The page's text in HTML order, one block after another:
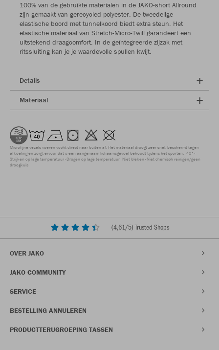
100% van de gebruikte materialen in de JAKO-short Allround
zijn gemaakt van gerecycled polyester. De tweedelige
elastische boord met tunnelkoord biedt extra steun. Het
elastische materiaal van Stretch-Micro-Twill garandeert een
uitstekend draagcomfort. In de geïntegreerde zijzak met
ritssluiting kan je je waardevolle spullen kwijt.
Details
Materiaal
Microfijne vezels voeren vocht direct naar buiten af. Het materiaal droogt zeer snel, beschermt tegen
afkoeling en zorgt ervoor dat u een aangenaam lichaamsgevoel behoudt tijdens het sporten. 40°
Strijken op lage temperatuur Drogen op lage temperatuur Niet bleken Niet chemisch reinigen/geen
droogkuis
(4,61/5) Trusted Shops
OVER JAKO
JAKO COMMUNITY
SERVICE
BESTELLING ANNULEREN
PRODUCTTERUGROEPING TASSEN